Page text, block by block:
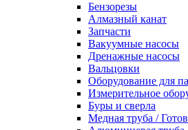
Бензорезы
Алмазный канат
Запчасти
Вакуумные насосы
Дренажные насосы
Вальцовки
Оборудование для
Измерительное
Буры и сверла
Медная труба /